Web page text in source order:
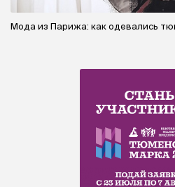
Мода из Парижа: как одевались